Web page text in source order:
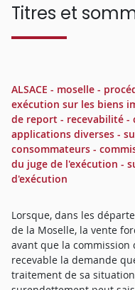
Titres et
ALSACE - moselle -
exécution sur les biens
de report - recevabilité
applications diverses -
consommateurs -
du juge de l'exécution -
d'exécution
Lorsque, dans les
de la Moselle, la vente
avant que la
recevable la demande
traitement de sa